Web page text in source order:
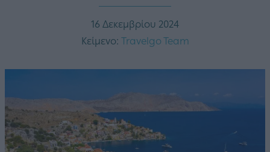
16 Δεκεμβρίου 2024
Κείμενο: Travelgo Team